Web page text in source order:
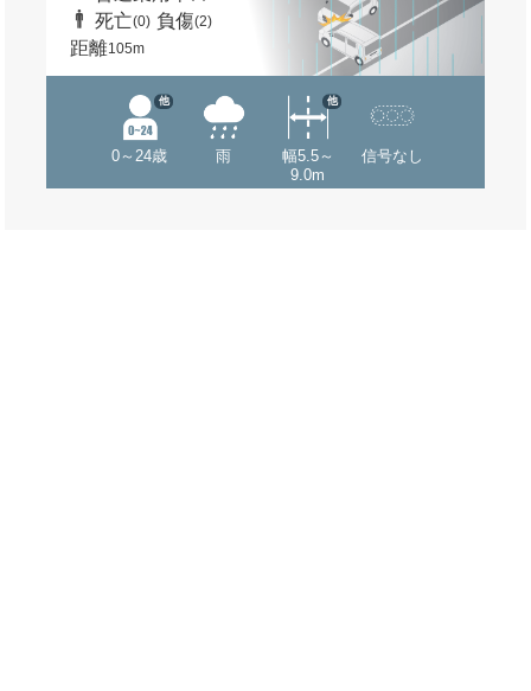
死亡(0) 負傷(2)
距離105m
0～24歳
他
雨
幅5.5～
9.0m
他
信号なし